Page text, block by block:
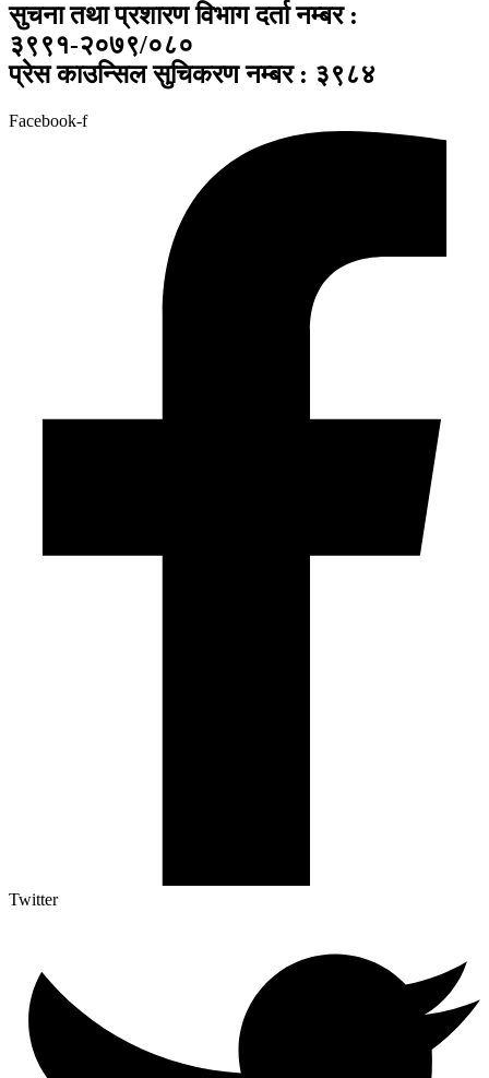
सुचना तथा प्रशारण विभाग दर्ता नम्बर :
३९९१-२०७९/०८०
प्रेस काउन्सिल सुचिकरण नम्बर : ३९८४
Facebook-f
Twitter